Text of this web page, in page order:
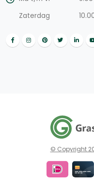
Zaterdag
© Copyright